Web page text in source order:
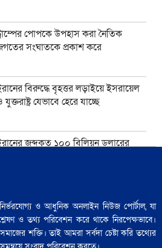
পোপকে উপহাস করা নৈতিক
সংঘাতকে প্রকাশ করে
বিরুদ্ধে বৃহত্তর লড়াইয়ে ইসরায়েল
যুক্তরাষ্ট্র যেভাবে হেরে যাচ্ছে
জব্দকৃত ১০০ বিলিয়ন ডলারের
মার্কিন তেল অবরোধ কি কিউবান চুরুটের
আগুন নিভিয়ে দিতে পারে?
ও আধুনিক অনলাইন নিউজ পোর্টাল, যা
ও তথ্য পরিবেশন করে থাকে নিরপেক্ষভাবে।
শক্তি। তাই আমরা সর্বদা চেষ্টা করি তথ্যের